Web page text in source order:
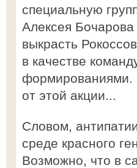
специальную
Алексея
выкрасть
в качестве
формированиями.
от этой акции...
Словом,
среде красного
Возможно, что в